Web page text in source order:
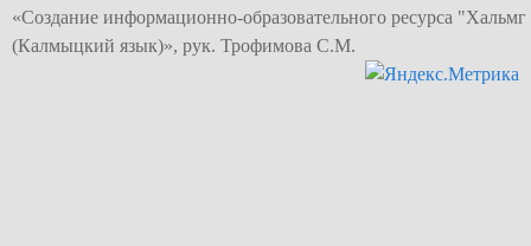
«Создание информационно-образовательного ресурса
(Калмыцкий язык)», рук. Трофимова С.М.